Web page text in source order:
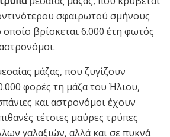
σφαιρωτού σμήνους
βρίσκεται 6.000 έτη φωτός
μάζας, που ζυγίζουν
φορές τη μάζα του Ήλιου,
και αστρονόμοι έχουν
τέτοιες μαύρες τρύπες
γαλαξιών, αλλά και σε πυκνά